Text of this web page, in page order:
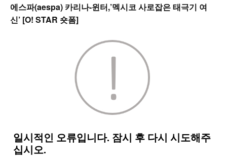
에스파(aespa) 카리나-윈터,’멕시코 사로잡은 태극기 여
신’ [O! STAR 숏폼]